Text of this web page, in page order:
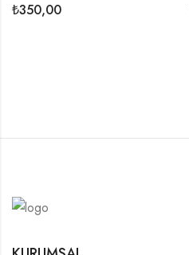
₺350,00